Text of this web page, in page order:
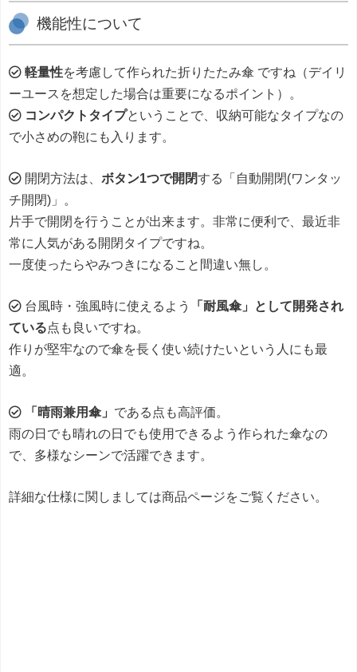
機能性について
軽量性を考慮して作られた折りたたみ傘 ですね（デイリ
ーユースを想定した場合は重要になるポイント）。
コンパクトタイプということで、収納可能なタイプなの
で小さめの鞄にも入ります。
開閉方法は、 ボタン1つで開閉する「自動開閉(ワンタッ
チ開閉)」。
片手で開閉を行うことが出来ます。非常に便利で、最近非
常に人気がある開閉タイプですね。
一度使ったらやみつきになること間違い無し。
台風時・強風時に使えるよう
「耐風傘」として開発され
ている点も良いですね。
作りが堅牢なので傘を長く使い続けたいという人にも最
適。
「晴雨兼用傘」 である点も高評価。
雨の日でも晴れの日でも使用できるよう作られた傘なの
で、多様なシーンで活躍できます。
詳細な仕様に関しましては商品ページをご覧ください。